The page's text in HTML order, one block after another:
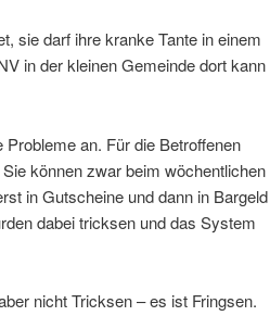
sie darf ihre kranke Tante in einem
in der kleinen Gemeinde dort kann
an. Für die Betroffenen
können zwar beim wöchentlichen
in Gutscheine und dann in Bargeld
dabei tricksen und das System
nicht Tricksen – es ist Fringsen.